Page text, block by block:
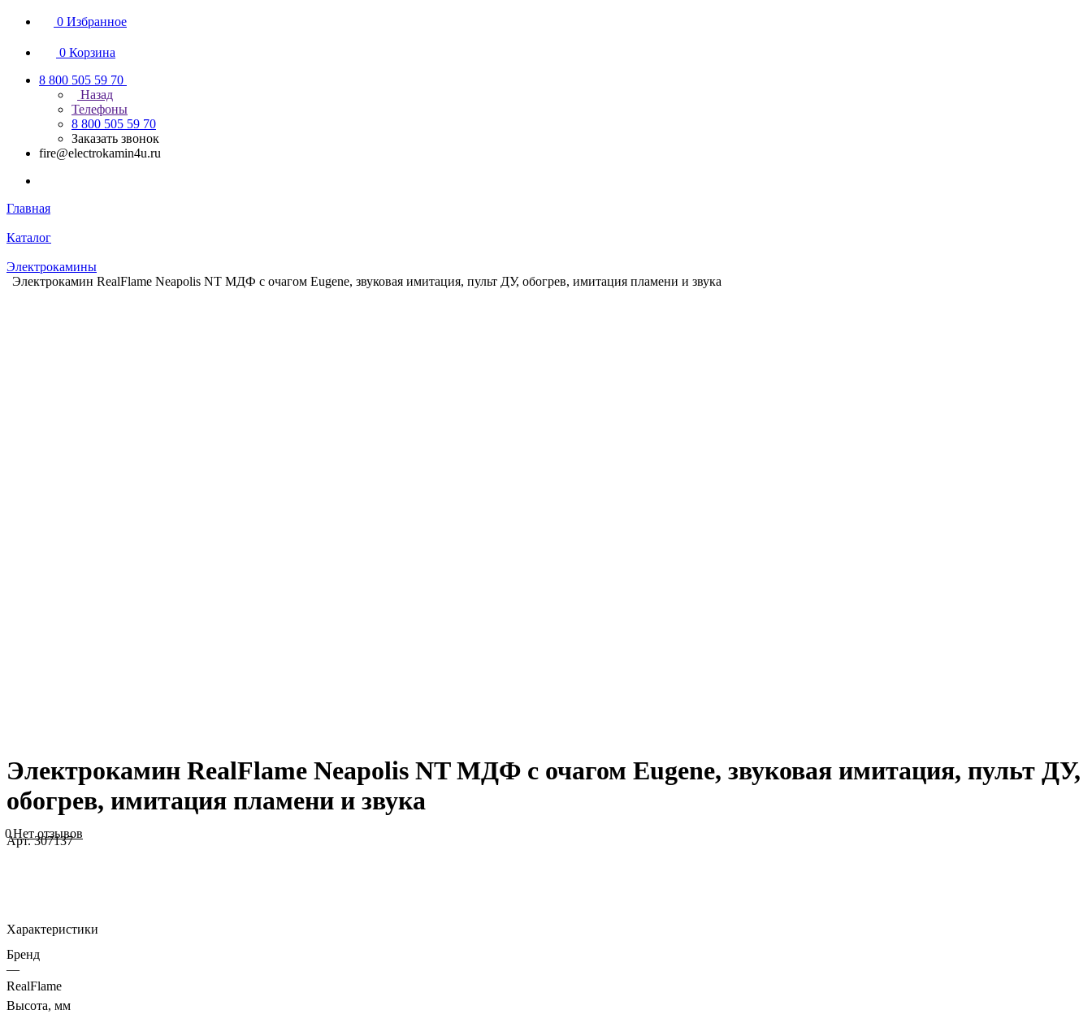
0 Избранное
0 Корзина
8 800 505 59 70
Назад
Телефоны
8 800 505 59 70
Заказать звонок
fire@electrokamin4u.ru
Главная
Каталог
Электрокамины
Электрокамин RealFlame Neapolis NT МДФ с очагом Eugene, звуковая имитация, пульт ДУ, обогрев, имитация пламени и звука
Электрокамин RealFlame Neapolis NT МДФ с очагом Eugene, звуковая имитация, пульт ДУ,
обогрев, имитация пламени и звука
0Нет отзывов
Арт.307137
Характеристики
Бренд
—
RealFlame
Высота, мм